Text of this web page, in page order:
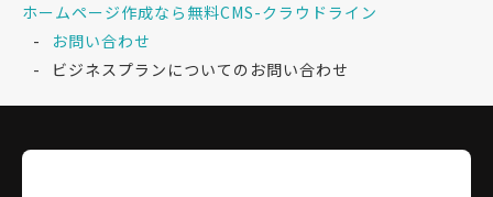
ホームページ作成なら無料CMS-クラウドライン
お問い合わせ
ビジネスプランについてのお問い合わせ